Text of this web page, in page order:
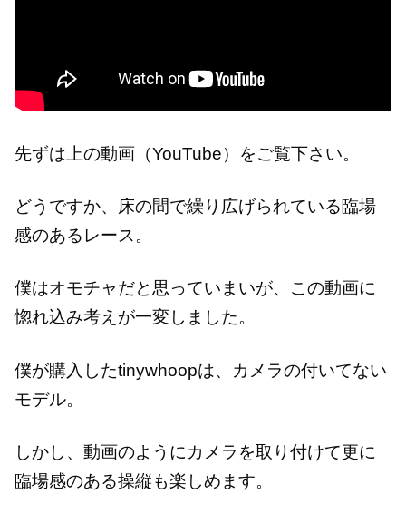
先ずは上の動画（YouTube）をご覧下さい。
どうですか、床の間で繰り広げられている臨場
感のあるレース。
僕はオモチャだと思っていまいが、この動画に
惚れ込み考えが一変しました。
僕が購入したtinywhoopは、カメラの付いてない
モデル。
しかし、動画のようにカメラを取り付けて更に
臨場感のある操縦も楽しめます。